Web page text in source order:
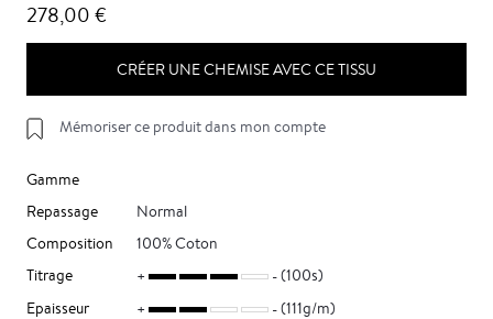
278,00 €
CRÉER UNE CHEMISE AVEC CE TISSU
Mémoriser ce produit dans mon compte
Gamme
Repassage
Normal
Composition
100% Coton
Titrage
(100s)
Epaisseur
(111g/m)